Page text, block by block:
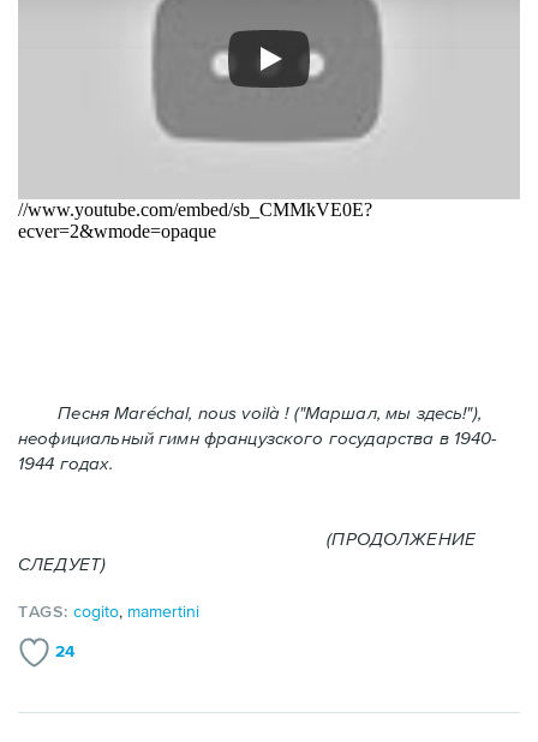
Песня Maréchal, nous voilà ! ("Маршал, мы здесь!"),
неофициальный гимн французского государства в 1940-
1944 годах.
(ПРОДОЛЖЕНИЕ
СЛЕДУЕТ)
TAGS:cogito, mamertini
24